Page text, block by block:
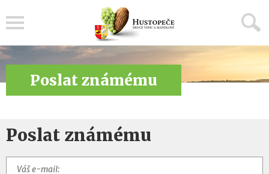
Poslat známému
Poslat známému